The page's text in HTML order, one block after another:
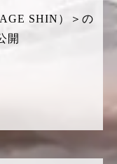
SHIN）＞の
開